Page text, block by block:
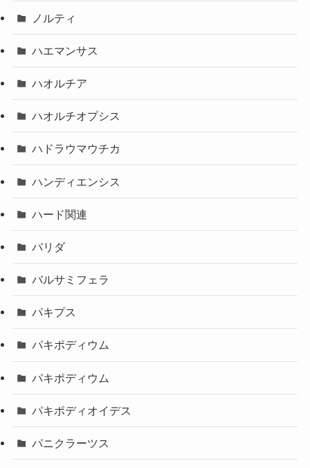
ノルティ
ハエマンサス
ハオルチア
ハオルチオプシス
ハドラウマウチカ
ハンディエンシス
ハード関連
バリダ
バルサミフェラ
パキプス
パキポディウム
パキポディウム
パキポディオイデス
パニクラーツス